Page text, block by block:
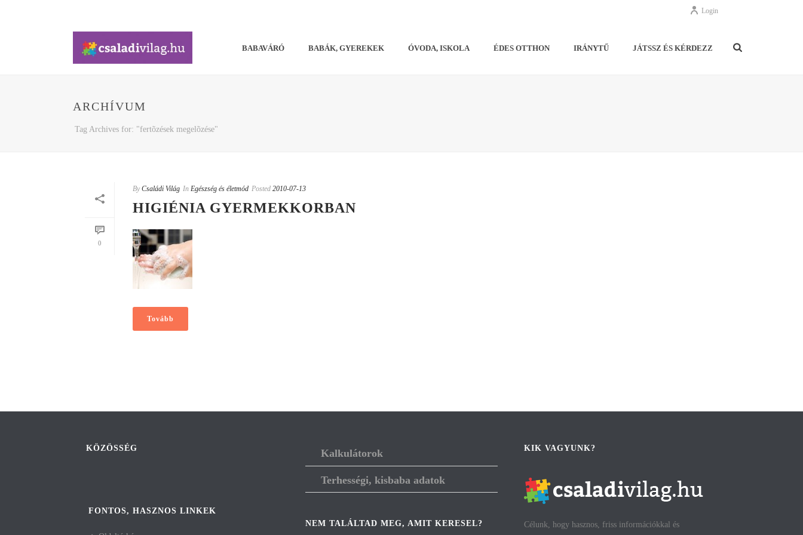
Login
BABAVÁRÓ BABÁK, GYEREKEK ÓVODA, ISKOLA ÉDES OTTHON IRÁNYTŰ JÁTSSZ ÉS KÉRDEZZ
ARCHÍVUM
Tag Archives for: "fertõzések megelõzése"
0
By Családi Világ In Egészség és életmód Posted 2010-07-13
HIGIÉNIA GYERMEKKORBAN
Tovább
KÖZÖSSÉG
FONTOS, HASZNOS LINKEK
Kalkulátorok
Terhességi, kisbaba adatok
NEM TALÁLTAD MEG, AMIT KERESEL?
KIK VAGYUNK?
Célunk, hogy hasznos, friss információkkal és